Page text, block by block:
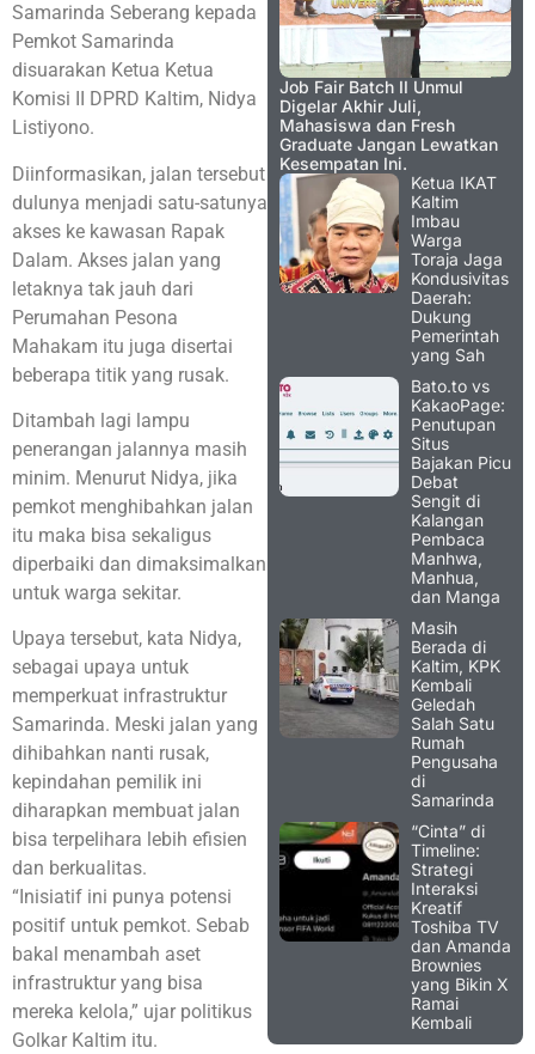
Samarinda Seberang kepada
Pemkot Samarinda
disuarakan Ketua Ketua
Komisi II DPRD Kaltim, Nidya
Listiyono.
Diinformasikan, jalan tersebut
dulunya menjadi satu-satunya
akses ke kawasan Rapak
Dalam. Akses jalan yang
letaknya tak jauh dari
Perumahan Pesona
Mahakam itu juga disertai
beberapa titik yang rusak.
Ditambah lagi lampu
penerangan jalannya masih
minim. Menurut Nidya, jika
pemkot menghibahkan jalan
itu maka bisa sekaligus
diperbaiki dan dimaksimalkan
untuk warga sekitar.
Upaya tersebut, kata Nidya,
sebagai upaya untuk
memperkuat infrastruktur
Samarinda. Meski jalan yang
dihibahkan nanti rusak,
kepindahan pemilik ini
diharapkan membuat jalan
bisa terpelihara lebih efisien
dan berkualitas.
“Inisiatif ini punya potensi
positif untuk pemkot. Sebab
bakal menambah aset
infrastruktur yang bisa
mereka kelola,” ujar politikus
Golkar Kaltim itu.
Job Fair Batch II Unmul
Digelar Akhir Juli,
Mahasiswa dan Fresh
Graduate Jangan Lewatkan
Kesempatan Ini.
Ketua IKAT
Kaltim
Imbau
Warga
Toraja Jaga
Kondusivitas
Daerah:
Dukung
Pemerintah
yang Sah
Bato.to vs
KakaoPage:
Penutupan
Situs
Bajakan Picu
Debat
Sengit di
Kalangan
Pembaca
Manhwa,
Manhua,
dan Manga
Masih
Berada di
Kaltim, KPK
Kembali
Geledah
Salah Satu
Rumah
Pengusaha
di
Samarinda
“Cinta” di
Timeline:
Strategi
Interaksi
Kreatif
Toshiba TV
dan Amanda
Brownies
yang Bikin X
Ramai
Kembali